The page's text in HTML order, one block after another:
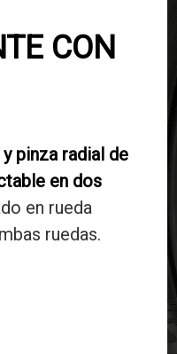
CON
pinza radial de
en dos
en rueda
ruedas.